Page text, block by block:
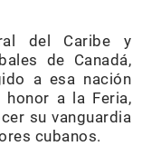
del Caribe y
de Canadá,
a esa nación
honor a la Feria,
su vanguardia
cubanos.